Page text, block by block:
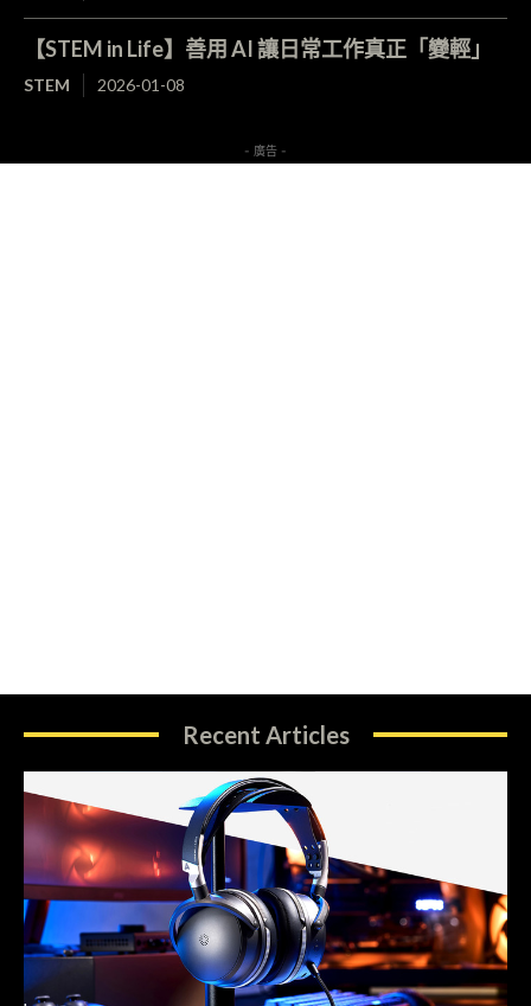
【STEM in Life】善用 AI 讓日常工作真正「變輕」
STEM 2026-01-08
- 廣告 -
Recent Articles